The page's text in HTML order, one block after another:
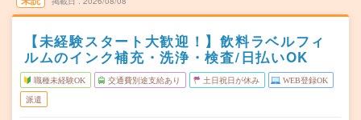
【未経験スタート大歓迎！】飲料ラベルフィ
ルムのインク補充・洗浄・検査/日払いOK
職種未経験OK 交通費別途支給あり 土日祝日が休み WEB登録OK
派遣